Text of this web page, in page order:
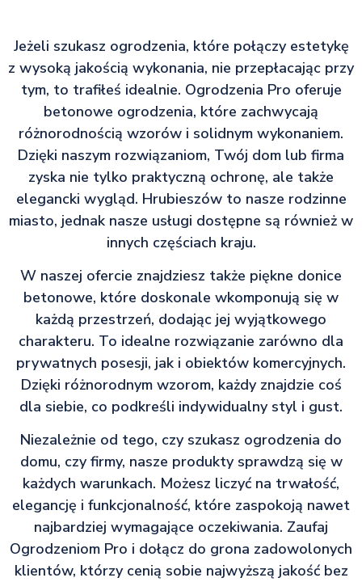
Jeżeli szukasz ogrodzenia, które połączy estetykę
z wysoką jakością wykonania, nie przepłacając przy
tym, to trafiłeś idealnie. Ogrodzenia Pro oferuje
betonowe ogrodzenia, które zachwycają
różnorodnością wzorów i solidnym wykonaniem.
Dzięki naszym rozwiązaniom, Twój dom lub firma
zyska nie tylko praktyczną ochronę, ale także
elegancki wygląd. Hrubieszów to nasze rodzinne
miasto, jednak nasze usługi dostępne są również w
innych częściach kraju.
W naszej ofercie znajdziesz także piękne donice
betonowe, które doskonale wkomponują się w
każdą przestrzeń, dodając jej wyjątkowego
charakteru. To idealne rozwiązanie zarówno dla
prywatnych posesji, jak i obiektów komercyjnych.
Dzięki różnorodnym wzorom, każdy znajdzie coś
dla siebie, co podkreśli indywidualny styl i gust.
Niezależnie od tego, czy szukasz ogrodzenia do
domu, czy firmy, nasze produkty sprawdzą się w
każdych warunkach. Możesz liczyć na trwałość,
elegancję i funkcjonalność, które zaspokoją nawet
najbardziej wymagające oczekiwania. Zaufaj
Ogrodzeniom Pro i dołącz do grona zadowolonych
klientów, którzy cenią sobie najwyższą jakość bez